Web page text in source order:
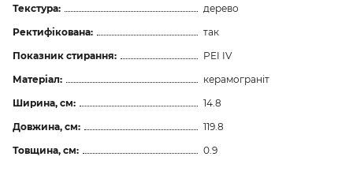
Текстура:
дерево
Ректифікована:
так
Показник стирання:
PEI IV
Матеріал:
керамограніт
Ширина, см:
14.8
Довжина, см:
119.8
Товщина, см:
0.9